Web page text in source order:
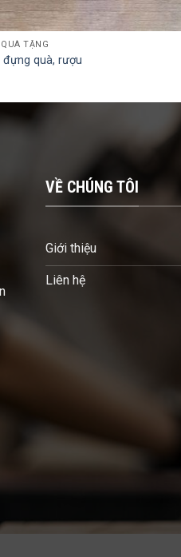
QUÀ TẶNG
đựng quà, rượu
VỀ CHÚNG TÔI
Giới thiệu
Liên hệ